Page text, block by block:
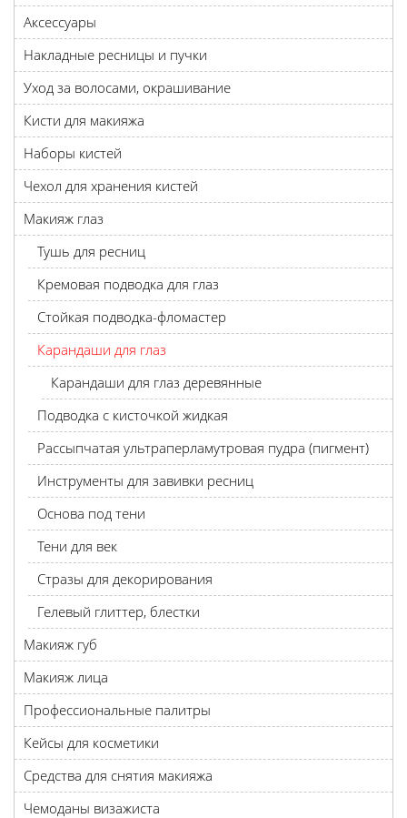
Аксессуары
Накладные ресницы и пучки
Уход за волосами, окрашивание
Кисти для макияжа
Наборы кистей
Чехол для хранения кистей
Макияж глаз
Тушь для ресниц
Кремовая подводка для глаз
Стойкая подводка-фломастер
Карандаши для глаз
Карандаши для глаз деревянные
Подводка с кисточкой жидкая
Рассыпчатая ультраперламутровая пудра (пигмент)
Инструменты для завивки ресниц
Основа под тени
Тени для век
Стразы для декорирования
Гелевый глиттер, блестки
Макияж губ
Макияж лица
Профессиональные палитры
Кейсы для косметики
Средства для снятия макияжа
Чемоданы визажиста